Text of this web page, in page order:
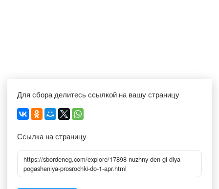
Для сбора делитесь ссылкой на вашу страницу
Ссылка на страницу
https://sbordeneg.com/explore/17898-nuzhny-den-gi-dlya-
pogasheniya-prosrochki-do-1-apr.html